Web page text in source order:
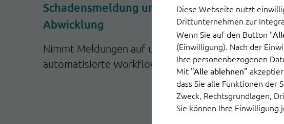
Diese Webseite nutzt
Drittunternehmen zur
Wenn Sie auf den Button "
(Einwilligung). Nach der
Ihre personenbezogenen
Mit "Alle ablehnen"
dass Sie alle Funktionen
Zweck, Rechtsgrundlagen,
Sie können Ihre
Schadensmeldung und
Abwicklung
Nimmt Meldungen auf und stößt
automatisierte Workflows an.